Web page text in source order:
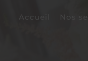
Accueil Nos